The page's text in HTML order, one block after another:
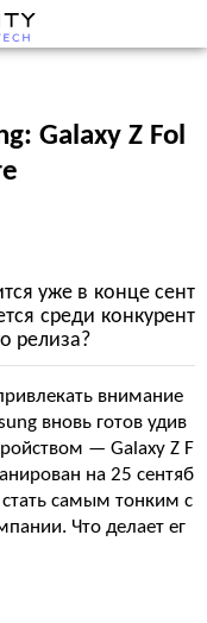
Galaxy Z Fol
уже в конце сент
среди конкурент
релиза?
внимание
вновь готов удив
— Galaxy Z F
на 25 сентяб
самым тонким с
Что делает ег